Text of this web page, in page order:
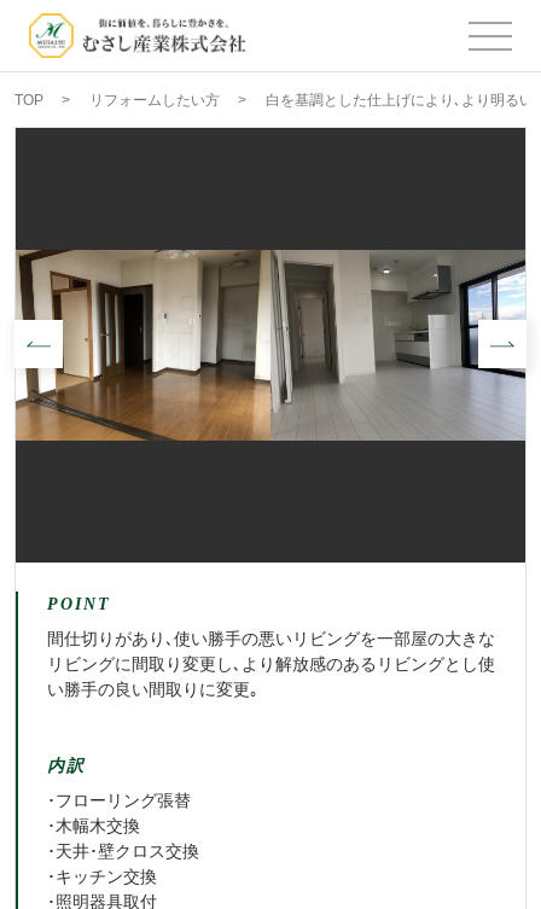
TOP リフォームしたい方 白を基調とした仕上げにより､より明るい
POINT
間仕切りがあり､使い勝手の悪いリビングを一部屋の大きな
リビングに間取り変更し､より解放感のあるリビングとし使
い勝手の良い間取りに変更｡
内訳
･フローリング張替
･木幅木交換
･天井･壁クロス交換
･キッチン交換
･照明器具取付